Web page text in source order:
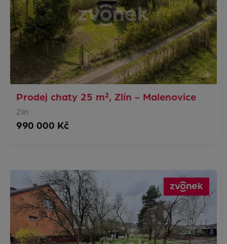
Prodej chaty 25 m², Zlín - Malenovice
Zlín
990 000 Kč